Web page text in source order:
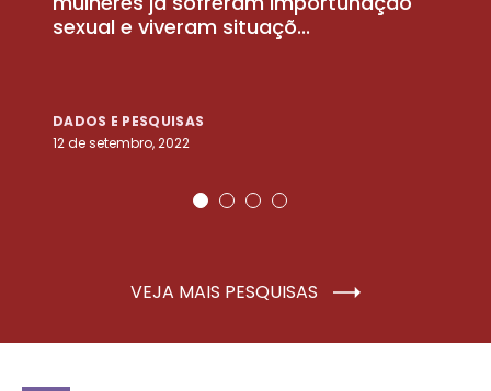
sexual e viveram situaçõ...
DADOS E PESQUISAS
12 de setembro, 2022
VEJA MAIS PESQUISAS